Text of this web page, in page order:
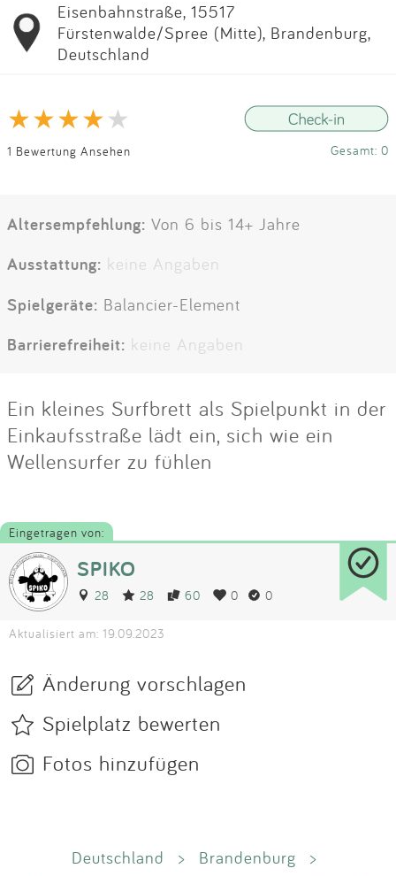
Eisenbahnstraße, 15517
Fürstenwalde/Spree (Mitte), Brandenburg,
Deutschland
1 Bewertung Ansehen Gesamt: 0
Altersempfehlung: Von 6 bis 14+ Jahre
Ausstattung: keine Angaben
Spielgeräte: Balancier-Element
Barrierefreiheit: keine Angaben
Ein kleines Surfbrett als Spielpunkt in der
Einkaufsstraße lädt ein, sich wie ein
Wellensurfer zu fühlen
Eingetragen von:
SPIKO
28 28 60 0 0
Aktualisiert am: 19.09.2023
Änderung vorschlagen
Spielplatz bewerten
Fotos hinzufügen
Deutschland > Brandenburg
>